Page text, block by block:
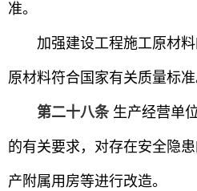
准。
加强建设工程施工原材料
原材料符合国家有关质量标准
第二十八条 生产经营单
的有关要求，对存在安全隐
产附属用房等进行改造。